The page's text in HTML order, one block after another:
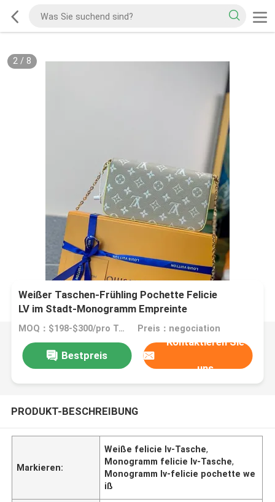
2/ 8
Weißer Taschen-Frühling Pochette Felicie
LV im Stadt-Monogramm Empreinte
MOQ：$198-$300/pro Tasche Preis：negociation
Bestpreis
Kontaktieren Sie
uns
PRODUKT-BESCHREIBUNG
Markieren:
Weiße felicie lv-Tasche,
Monogramm felicie lv-Tasche,
Monogramm lv-felicie pochette we
iß